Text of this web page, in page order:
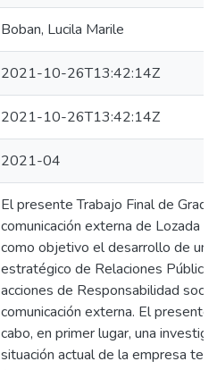
Boban, Lucila Marile
2021-10-26T13:42:14Z
2021-10-26T13:42:14Z
2021-04
El presente Trabajo Final de
comunicación externa de Lozada
como objetivo el desarrollo de un
estratégico de Relaciones
acciones de Responsabilidad
comunicación externa. El
cabo, en primer lugar, una
situación actual de la empresa